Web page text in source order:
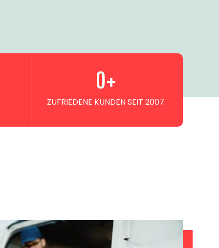
ZUFRIEDENE KUNDEN SEIT 2007.
0+